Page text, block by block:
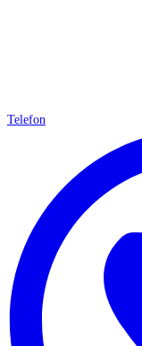
Telefon